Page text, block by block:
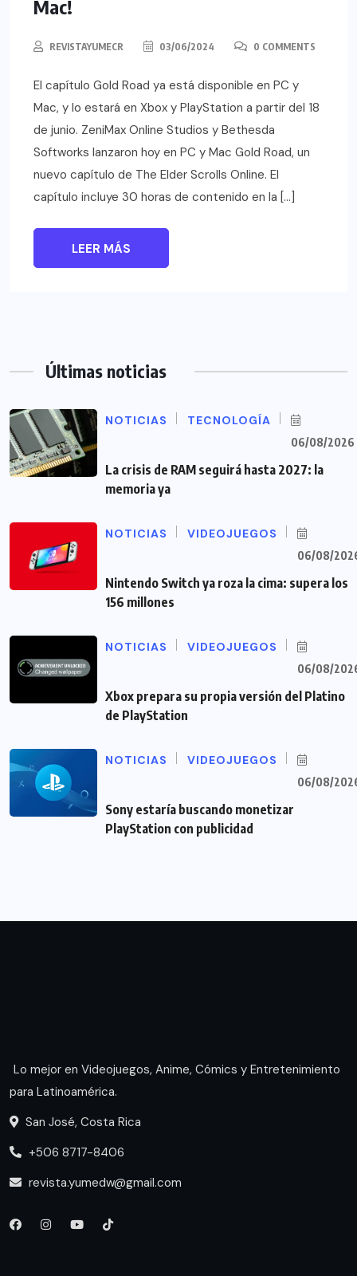
Mac!
REVISTAYUMECR 03/06/2024 0 COMMENTS
El capítulo Gold Road ya está disponible en PC y
Mac, y lo estará en Xbox y PlayStation a partir del 18
de junio. ZeniMax Online Studios y Bethesda
Softworks lanzaron hoy en PC y Mac Gold Road, un
nuevo capítulo de The Elder Scrolls Online. El
capítulo incluye 30 horas de contenido en la […]
LEER MÁS
Últimas noticias
NOTICIAS TECNOLOGÍA
06/08/2026
La crisis de RAM seguirá hasta 2027: la
memoria ya
NOTICIAS VIDEOJUEGOS
06/08/
Nintendo Switch ya roza la cima: supera los
156 millones
NOTICIAS VIDEOJUEGOS
06/08/
Xbox prepara su propia versión del Platino
de PlayStation
NOTICIAS VIDEOJUEGOS
06/08/
Sony estaría buscando monetizar
PlayStation con publicidad
Lo mejor en Videojuegos, Anime, Cómics y Entretenimiento
para Latinoamérica.
San José, Costa Rica
+506 8717-8406
revista.yumedw@gmail.com